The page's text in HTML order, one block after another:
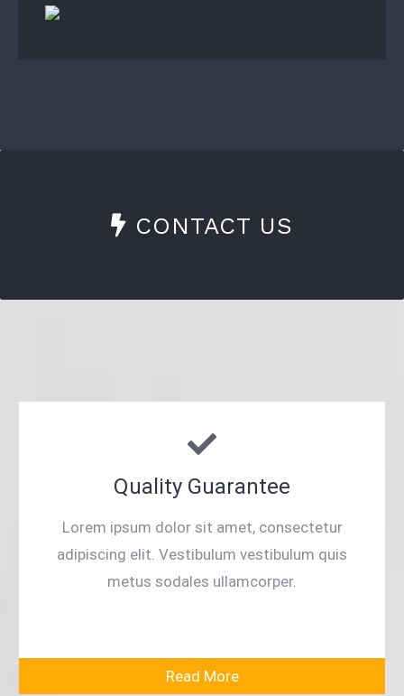
CONTACT US
Quality Guarantee
Lorem ipsum dolor sit amet, consectetur
adipiscing elit. Vestibulum vestibulum quis
metus sodales ullamcorper.
Read More